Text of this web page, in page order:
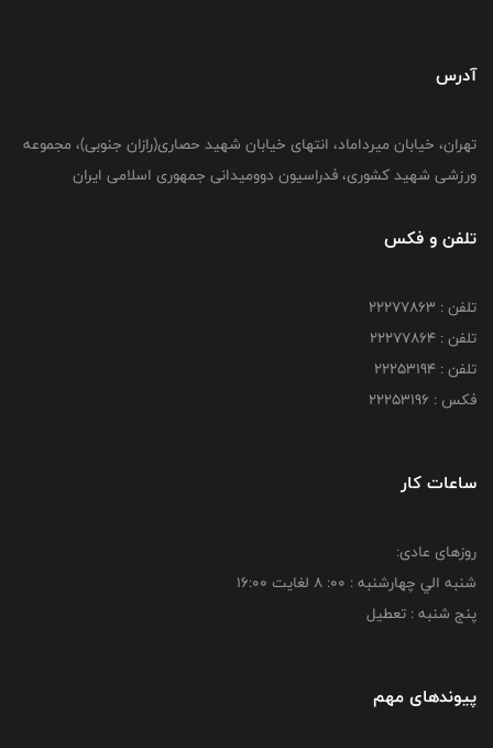
آدرس
تهران، خیابان میرداماد، انتهای خیابان شهید حصاری(رازان جنوبی)، مجموعه
ورزشی شهید کشوری، فدراسیون دوومیدانی جمهوری اسلامی ایران
تلفن و فکس
تلفن : 22277863
تلفن : 22277864
تلفن : 22253194
فکس : 22253196
ساعات کار
روزهای عادی:
شنبه الي چهارشنبه : 00: 8 لغايت 16:00
پنج شنبه : تعطیل
پیوندهای مهم